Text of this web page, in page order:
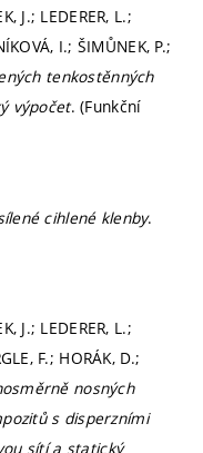
J.; LEDERER, L.;
I.; ŠIMŮNEK, P.;
tenkostěnných
výpočet. (Funkční
cihlené klenby.
J.; LEDERER, L.;
F.; HORÁK, D.;
nosných
s disperzními
sítí a statický